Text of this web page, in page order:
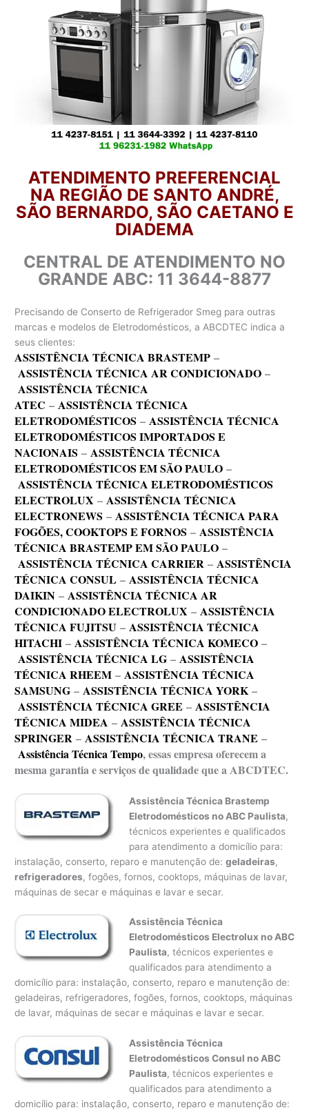
ATENDIMENTO PREFERENCIAL
NA REGIÃO DE SANTO ANDRÉ,
SÃO BERNARDO, SÃO CAETANO E
DIADEMA
CENTRAL DE ATENDIMENTO NO
GRANDE ABC: 11 3644-8877
Precisando de Conserto de Refrigerador Smeg para outras
marcas e modelos de Eletrodomésticos, a ABCDTEC indica a
seus clientes:
ASSISTÊNCIA TÉCNICA BRASTEMP –
ASSISTÊNCIA TÉCNICA AR CONDICIONADO –
ASSISTÊNCIA TÉCNICA
ATEC –ASSISTÊNCIA TÉCNICA
ELETRODOMÉSTICOS –ASSISTÊNCIA TÉCNICA
ELETRODOMÉSTICOS IMPORTADOS E
NACIONAIS –ASSISTÊNCIA TÉCNICA
ELETRODOMÉSTICOS EM SÃO PAULO –
ASSISTÊNCIA TÉCNICA ELETRODOMÉSTICOS
ELECTROLUX –ASSISTÊNCIA TÉCNICA
ELECTRONEWS –ASSISTÊNCIA TÉCNICA PARA
FOGÕES, COOKTOPS E FORNOS –ASSISTÊNCIA
TÉCNICA BRASTEMP EM SÃO PAULO –
ASSISTÊNCIA TÉCNICA CARRIER –ASSISTÊNCIA
TÉCNICA CONSUL –ASSISTÊNCIA TÉCNICA
DAIKIN –ASSISTÊNCIA TÉCNICA AR
CONDICIONADO ELECTROLUX –ASSISTÊNCIA
TÉCNICA FUJITSU –ASSISTÊNCIA TÉCNICA
HITACHI –ASSISTÊNCIA TÉCNICA KOMECO –
ASSISTÊNCIA TÉCNICA LG –ASSISTÊNCIA
TÉCNICA RHEEM –ASSISTÊNCIA TÉCNICA
SAMSUNG –ASSISTÊNCIA TÉCNICA YORK–
ASSISTÊNCIA TÉCNICA GREE –ASSISTÊNCIA
TÉCNICA MIDEA –ASSISTÊNCIA TÉCNICA
SPRINGER –ASSISTÊNCIA TÉCNICA TRANE –
Assistência Técnica Tempo, essas empresa oferecem a
mesma garantia e serviços de qualidade que a ABCDTEC.
Assistência Técnica Brastemp
Eletrodomésticos no ABC Paulista,
técnicos experientes e qualificados
para atendimento a domicílio para:
instalação, conserto, reparo e manutenção de:geladeiras,
refrigeradores, fogões, fornos, cooktops, máquinas de lavar,
máquinas de secar e máquinas e lavar e secar.
Assistência Técnica
Eletrodomésticos Electrolux no ABC
Paulista, técnicos experientes e
qualificados para atendimento a
domicílio para: instalação, conserto, reparo e manutenção de:
geladeiras, refrigeradores, fogões, fornos, cooktops, máquinas
de lavar, máquinas de secar e máquinas e lavar e secar.
Assistência Técnica
Eletrodomésticos Consul no ABC
Paulista, técnicos experientes e
qualificados para atendimento a
domicílio para: instalação, conserto, reparo e manutenção de: